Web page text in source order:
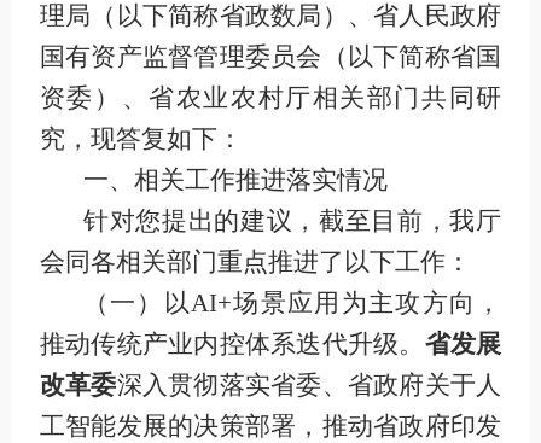
理局（以下简称省政数局）、省人民政府
国有资产监督管理委员会（以下简称省国
资委）、省农业农村厅相关部门共同研
究，现答复如下：
一、相关工作推进落实情况
针对您提出的建议，截至目前，我厅
会同各相关部门重点推进了以下工作：
（一）以AI+场景应用为主攻方向，
推动传统产业内控体系迭代升级。 省发展
改革委深入贯彻落实省委、省政府关于人
工智能发展的决策部署，推动省政府印发